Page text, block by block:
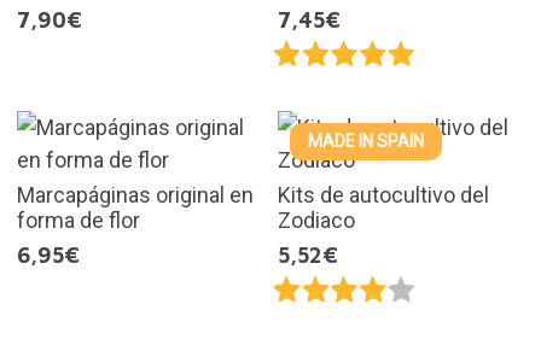
7,90€
7,45€
Marcapáginas original en
forma de flor
6,95€
MADE IN SPAIN
Kits de autocultivo del
Zodiaco
5,52€